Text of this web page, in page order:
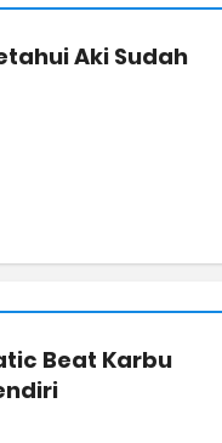
Aki Sudah
Beat Karbu